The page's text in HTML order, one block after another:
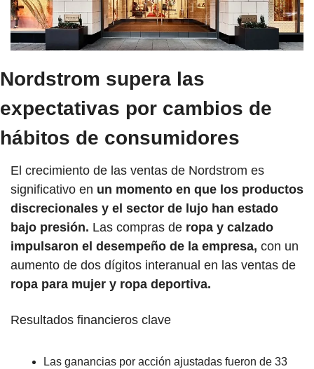
Nordstrom supera las
expectativas por cambios de
hábitos de consumidores
El crecimiento de las ventas de Nordstrom es
significativo en un momento en que los productos
discrecionales y el sector de lujo han estado
bajo presión. Las compras de ropa y calzado
impulsaron el desempeño de la empresa, con un
ropa para mujer y ropa deportiva.
Resultados financieros clave
Las ganancias por acción ajustadas fueron de 33